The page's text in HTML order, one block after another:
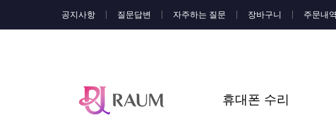
공지사항 질문답변 자주하는 질문 장바구니 주문내
휴대폰 수리